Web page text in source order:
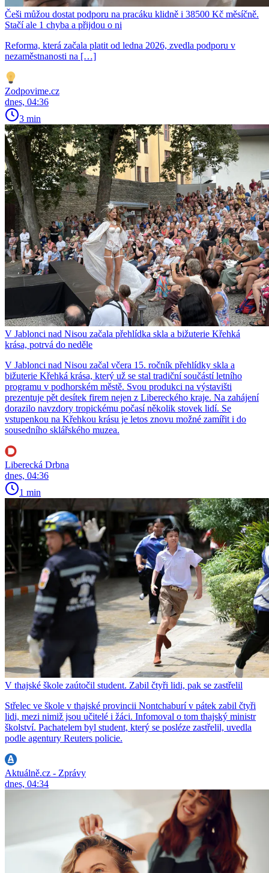
Češi můžou dostat podporu na pracáku klidně i 38500 Kč měsíčně.
Stačí ale 1 chyba a přijdou o ni
Reforma, která začala platit od ledna 2026, zvedla podporu v
nezaměstnanosti na […]
Zodpovime.cz
dnes, 04:36
3 min
V Jablonci nad Nisou začala přehlídka skla a bižuterie Křehká
krása, potrvá do neděle
V Jablonci nad Nisou začal včera 15. ročník přehlídky skla a
bižuterie Křehká krása, který už se stal tradiční součástí letního
programu v podhorském městě. Svou produkci na výstavišti
prezentuje pět desítek firem nejen z Libereckého kraje. Na zahájení
dorazilo navzdory tropickému počasí několik stovek lidí. Se
vstupenkou na Křehkou krásu je letos znovu možné zamířit i do
sousedního sklářského muzea.
Liberecká Drbna
dnes, 04:36
1 min
V thajské škole zaútočil student. Zabil čtyři lidi, pak se zastřelil
Střelec ve škole v thajské provincii Nontchaburí v pátek zabil čtyři
lidi, mezi nimiž jsou učitelé i žáci. Infomoval o tom thajský ministr
školství. Pachatelem byl student, který se posléze zastřelil, uvedla
podle agentury Reuters policie.
Aktuálně.cz - Zprávy
dnes, 04:34